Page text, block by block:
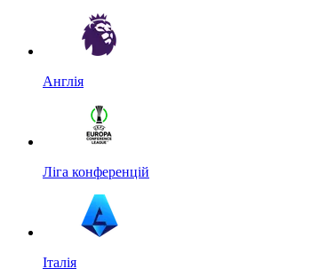
Англія
Ліга конференцій
Італія